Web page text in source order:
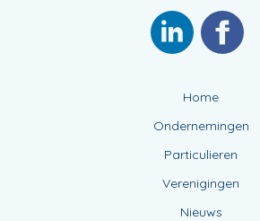
Home
Ondernemingen
Particulieren
Verenigingen
Nieuws